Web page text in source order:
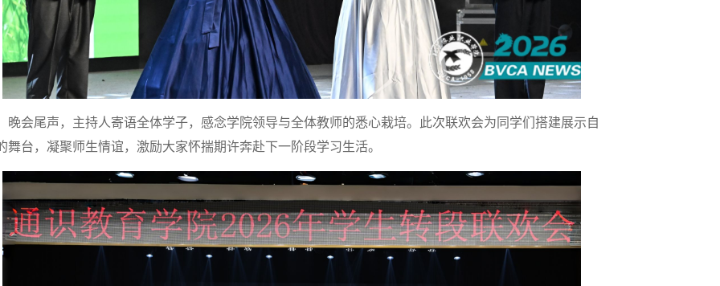
晚会尾声，主持人寄语全体学子，感念学院领导与全体教师的悉心栽培。此次联欢会为同学们搭建展示自
舞台，凝聚师生情谊，激励大家怀揣期许奔赴下一阶段学习生活。